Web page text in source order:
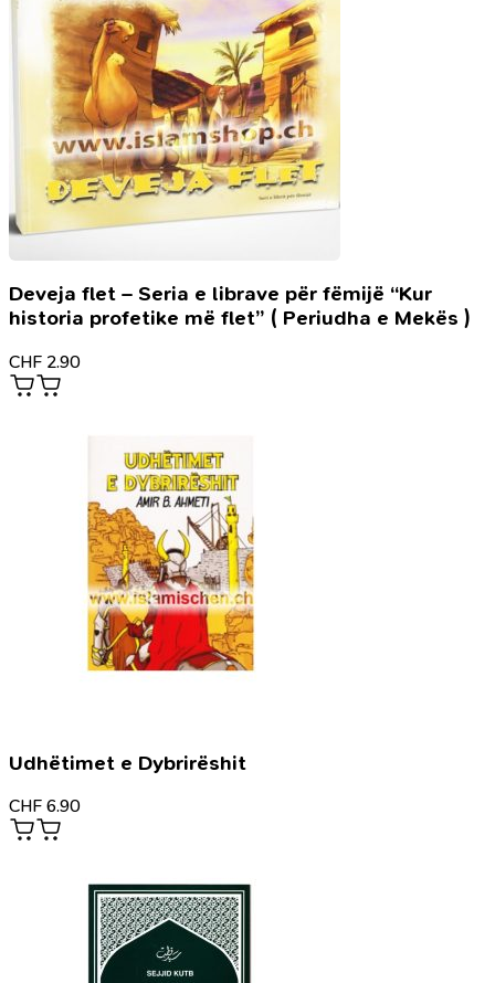
Deveja flet – Seria e librave për fëmijë “Kur
historia profetike më flet” ( Periudha e Mekës )
CHF 2.90
Udhëtimet e Dybrirëshit
CHF 6.90